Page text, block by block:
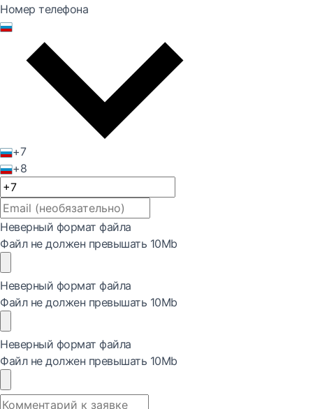
Номер телефона
+7
+8
Неверный формат файла
Файл не должен превышать 10Mb
Неверный формат файла
Файл не должен превышать 10Mb
Неверный формат файла
Файл не должен превышать 10Mb